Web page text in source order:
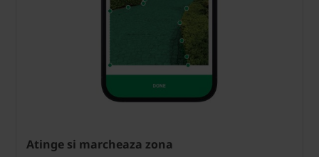
Atinge si marcheaza zona